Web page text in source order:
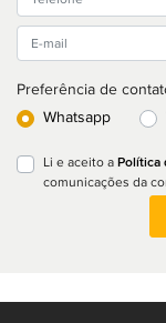
Preferência de
Whatsapp
Li e aceito a Política
comunicações da